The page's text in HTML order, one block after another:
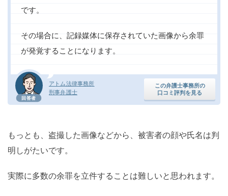
回答者
アトム法律事務所
刑事弁護士
この弁護士事務所の
口コミ評判を見る
です。
その場合に、記録媒体に保存されていた画像から余罪
が発覚することになります。
もっとも、盗撮した画像などから、被害者の顔や氏名は判
明しがたいです。
実際に多数の余罪を立件することは難しいと思われます。